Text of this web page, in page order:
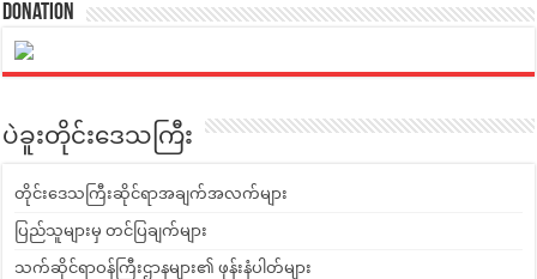
Donation
ပဲခူးတိုင်းဒေသကြီး
တိုင်းဒေသကြီးဆိုင်ရာအချက်အလက်များ
ပြည်သူများမှ တင်ပြချက်များ
သက်ဆိုင်ရာဝန်ကြီးဌာနများ၏ ဖုန်းနံပါတ်များ